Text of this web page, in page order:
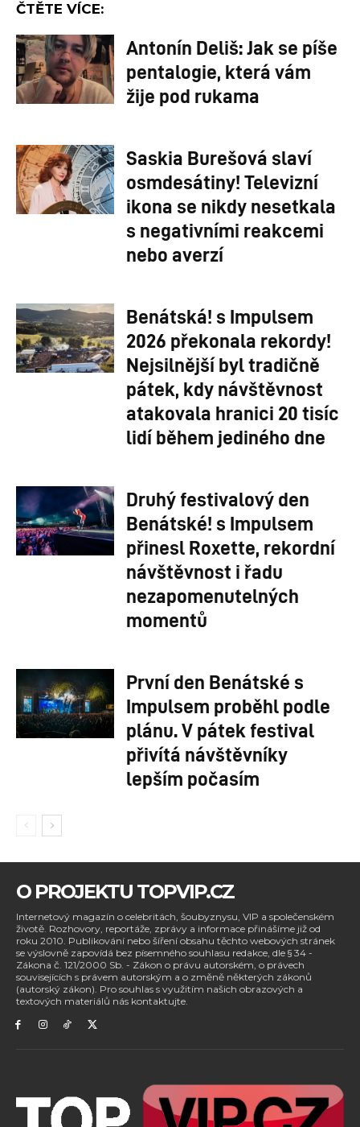
ČTĚTE VÍCE:
Antonín Deliš: Jak se píše
pentalogie, která vám
žije pod rukama
Saskia Burešová slaví
osmdesátiny! Televizní
ikona se nikdy nesetkala
s negativními reakcemi
nebo averzí
Benátská! s Impulsem
2026 překonala rekordy!
Nejsilnější byl tradičně
pátek, kdy návštěvnost
atakovala hranici 20 tisíc
lidí během jediného dne
Druhý festivalový den
Benátské! s Impulsem
přinesl Roxette, rekordní
návštěvnost i řadu
nezapomenutelných
momentů
První den Benátské s
Impulsem proběhl podle
plánu. V pátek festival
přivítá návštěvníky
lepším počasím
O PROJEKTU TOPVIP.CZ
Internetový magazín o celebritách, šoubyznysu, VIP a společenském
životě. Rozhovory, reportáže, zprávy a informace přinášíme již od
roku 2010. Publikování nebo šíření obsahu těchto webových stránek
se výslovně zapovídá bez písemného souhlasu redakce, dle § 34 -
Zákona č. 121/2000 Sb. - Zákon o právu autorském, o právech
souvisejících s právem autorským a o změně některých zákonů
(autorský zákon). Pro souhlas s využitím našich obrazových a
textových materiálů nás kontaktujte.